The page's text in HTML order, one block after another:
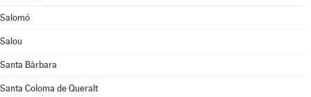
Salomó
Salou
Santa Bàrbara
Santa Coloma de Queralt